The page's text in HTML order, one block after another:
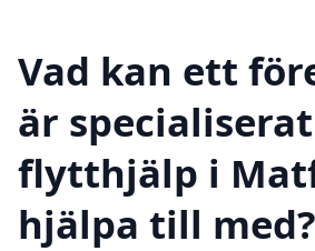
Vad kan ett
är
flytthjälp i
hjälpa till med?